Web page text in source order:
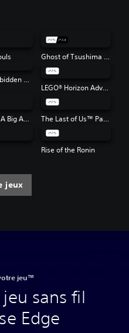
Ghost of Tsushima Director's Cut
Horizon Forbidden West™
LEGO® Horizon Adventures™
Sackboy™: A Big Adventure The Last of Us™ Part I
Rise of the Ronin
jeux
jeu™
sans fil
Edge